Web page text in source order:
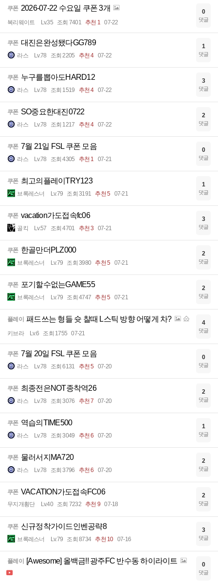
쿠폰 2026-07-22 수요일 쿠폰 3개
복리웨이트 Lv.35 조회 7401 추천 1 07-22
0
댓글
쿠폰 대진은완성됐다GG789
라스 Lv.78 조회 2205 추천 4 07-22
1
댓글
쿠폰 누구를뽑아도HARD12
라스 Lv.78 조회 1519 추천 4 07-22
3
댓글
쿠폰 SO중요한대진0722
라스 Lv.78 조회 1217 추천 4 07-22
2
댓글
쿠폰 7월 21일 FSL 쿠폰 모음
라스 Lv.78 조회 4305 추천 1 07-21
0
댓글
쿠폰 최고의플레이TRY123
브록레스너 Lv.79 조회 3191 추천 5 07-21
1
댓글
쿠폰 vacation가도접속fc06
골킥 Lv.57 조회 4701 추천 3 07-21
3
댓글
쿠폰 한골만더PLZ000
브록레스너 Lv.79 조회 3980 추천 5 07-21
2
댓글
쿠폰 포기할수없는GAME55
브록레스너 Lv.79 조회 4747 추천 5 07-21
2
댓글
플레이 패드쓰는 형들 슛 찰때 L스틱 방향 어떻게 차?
키브라 Lv.6 조회 1755 07-21
4
댓글
쿠폰 7월 20일 FSL 쿠폰 모음
라스 Lv.78 조회 6131 추천 5 07-20
0
댓글
쿠폰 최종전은NOT종착역26
라스 Lv.78 조회 3076 추천 7 07-20
2
댓글
쿠폰 역습의TIME500
라스 Lv.78 조회 3049 추천 6 07-20
1
댓글
쿠폰 물러서지MA720
라스 Lv.78 조회 3796 추천 6 07-20
2
댓글
쿠폰 VACATION가도접속FC06
무지개횡단 Lv.40 조회 7232 추천 9 07-18
2
댓글
쿠폰 신규정착가이드인벤공략8
브록레스너 Lv.79 조회 8734 추천 10 07-16
3
댓글
플레이 [Awesome] 올백금!! 광주FC 반수동 하이라이트 0
댓글